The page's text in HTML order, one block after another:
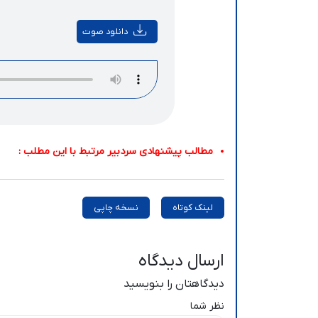
دانلود صوت
مطالب پیشنهادی سردبیر مرتبط با این مطلب :
لینک کوتاه نسخه چاپی
ارسال دیدگاه
دیدگاهتان را بنویسید
نظر شما